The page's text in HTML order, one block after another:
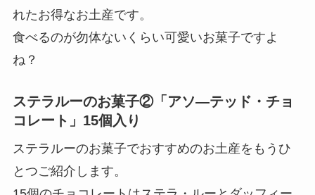
れたお得なお土産です。
食べるのが勿体ないくらい可愛いお菓子ですよ
ね？
ステラルーのお菓子②「アソ―テッド・チョ
コレート」15個入り
ステラルーのお菓子でおすすめのお土産をもうひ
とつご紹介します。